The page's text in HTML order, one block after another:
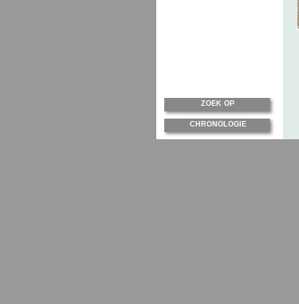
ZOEK OP
CHRONOLOGIE